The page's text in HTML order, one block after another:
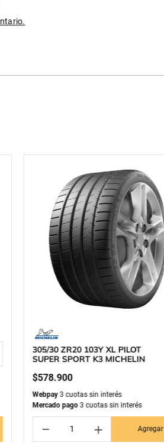
305/30 ZR20 103Y XL PILOT
SUPER SPORT K3 MICHELIN
$578.900
Webpay 3 cuotas sin interés
Mercado pago 3 cuotas sin interés
＋
－ Agregar